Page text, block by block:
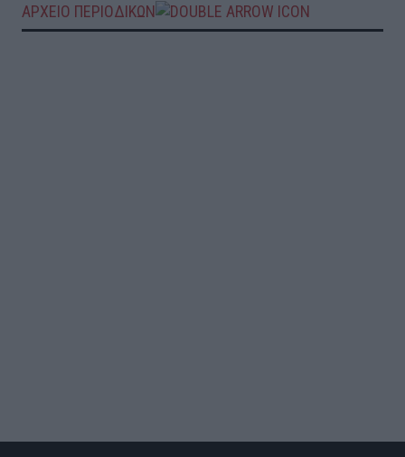
ΑΡΧΕΙΟ ΠΕΡΙΟΔΙΚΩΝ